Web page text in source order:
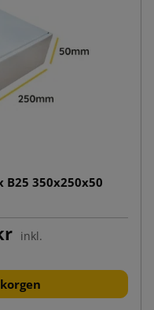
350x250x50
inkl.